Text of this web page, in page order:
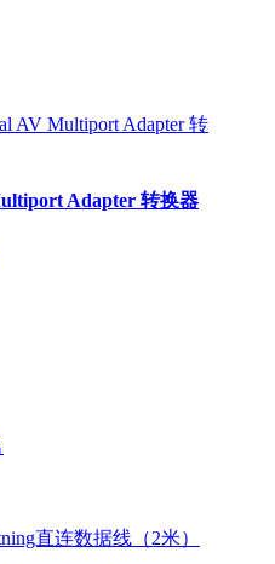
Adapter 转换器